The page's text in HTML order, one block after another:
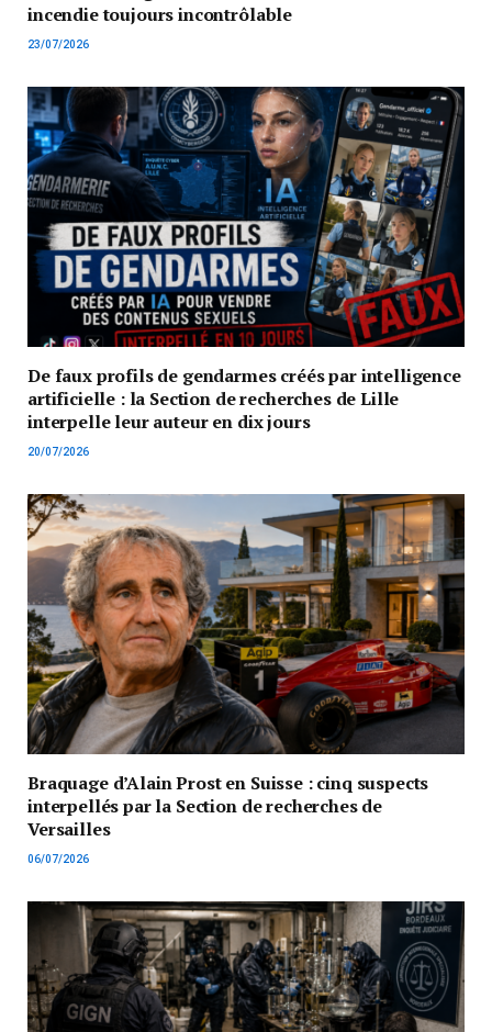
incendie toujours incontrôlable
23/07/2026
De faux profils de gendarmes créés par intelligence
artificielle : la Section de recherches de Lille
interpelle leur auteur en dix jours
20/07/2026
Braquage d’Alain Prost en Suisse : cinq suspects
interpellés par la Section de recherches de
Versailles
06/07/2026